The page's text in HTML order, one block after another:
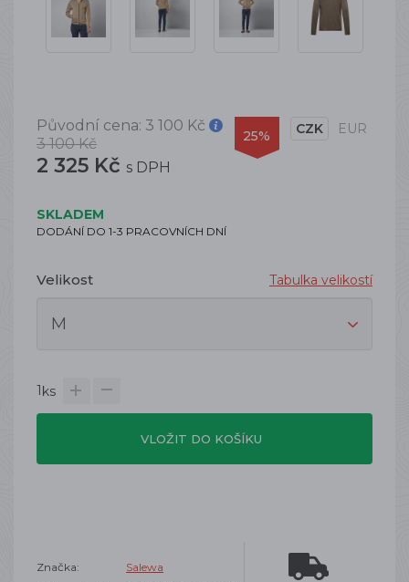
Původní cena: 3 100 Kč
3 100 Kč
2 325 Kč s DPH
25% CZK EUR
SKLADEM
DODÁNÍ DO 1-3 PRACOVNÍCH DNÍ
Velikost Tabulka velikostí
1ks
VLOŽIT DO KOŠÍKU
Značka:
Salewa